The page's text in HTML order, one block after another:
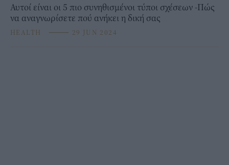
Αυτοί είναι οι 5 πιο συνηθισμένοι τύποι σχέσεων -Πώς
να αναγνωρίσετε πού ανήκει η δική σας
HEALTH ⸻ 29 JUN 2024